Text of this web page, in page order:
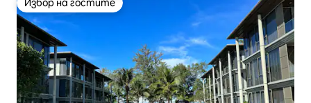
Избор на гостите
Избор на гостите